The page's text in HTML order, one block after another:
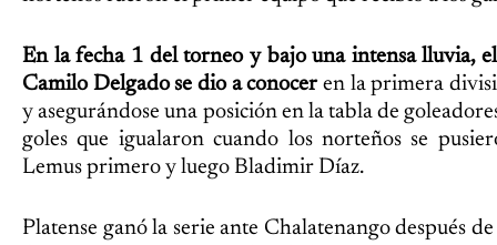
En la fecha 1 del torneo y bajo una intensa lluvia,
Camilo Delgado se dio a conoceren la primera
y asegurándose una posición en la tabla de
goles que igualaron cuando los norteños se
Lemus primero y luego Bladimir Díaz.
Platense ganó la serie ante Chalatenango después